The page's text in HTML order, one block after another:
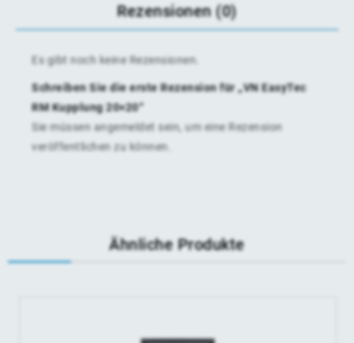
Rezensionen (0)
Es gibt noch keine Rezensionen.
Schreiben Sie die erste Rezension für „VN EasyTec
RM Kupplung 20×20“
Sie müssen angemeldet sein, um eine Rezension
veröffentlichen zu können.
Ähnliche Produkte